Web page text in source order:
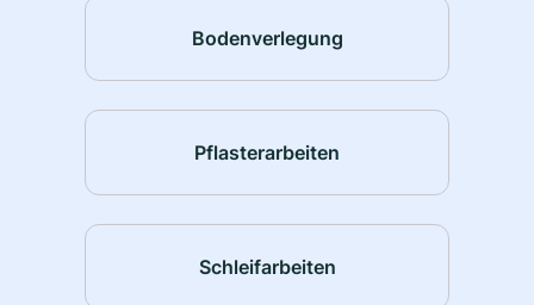
Bodenverlegung
Pflasterarbeiten
Schleifarbeiten